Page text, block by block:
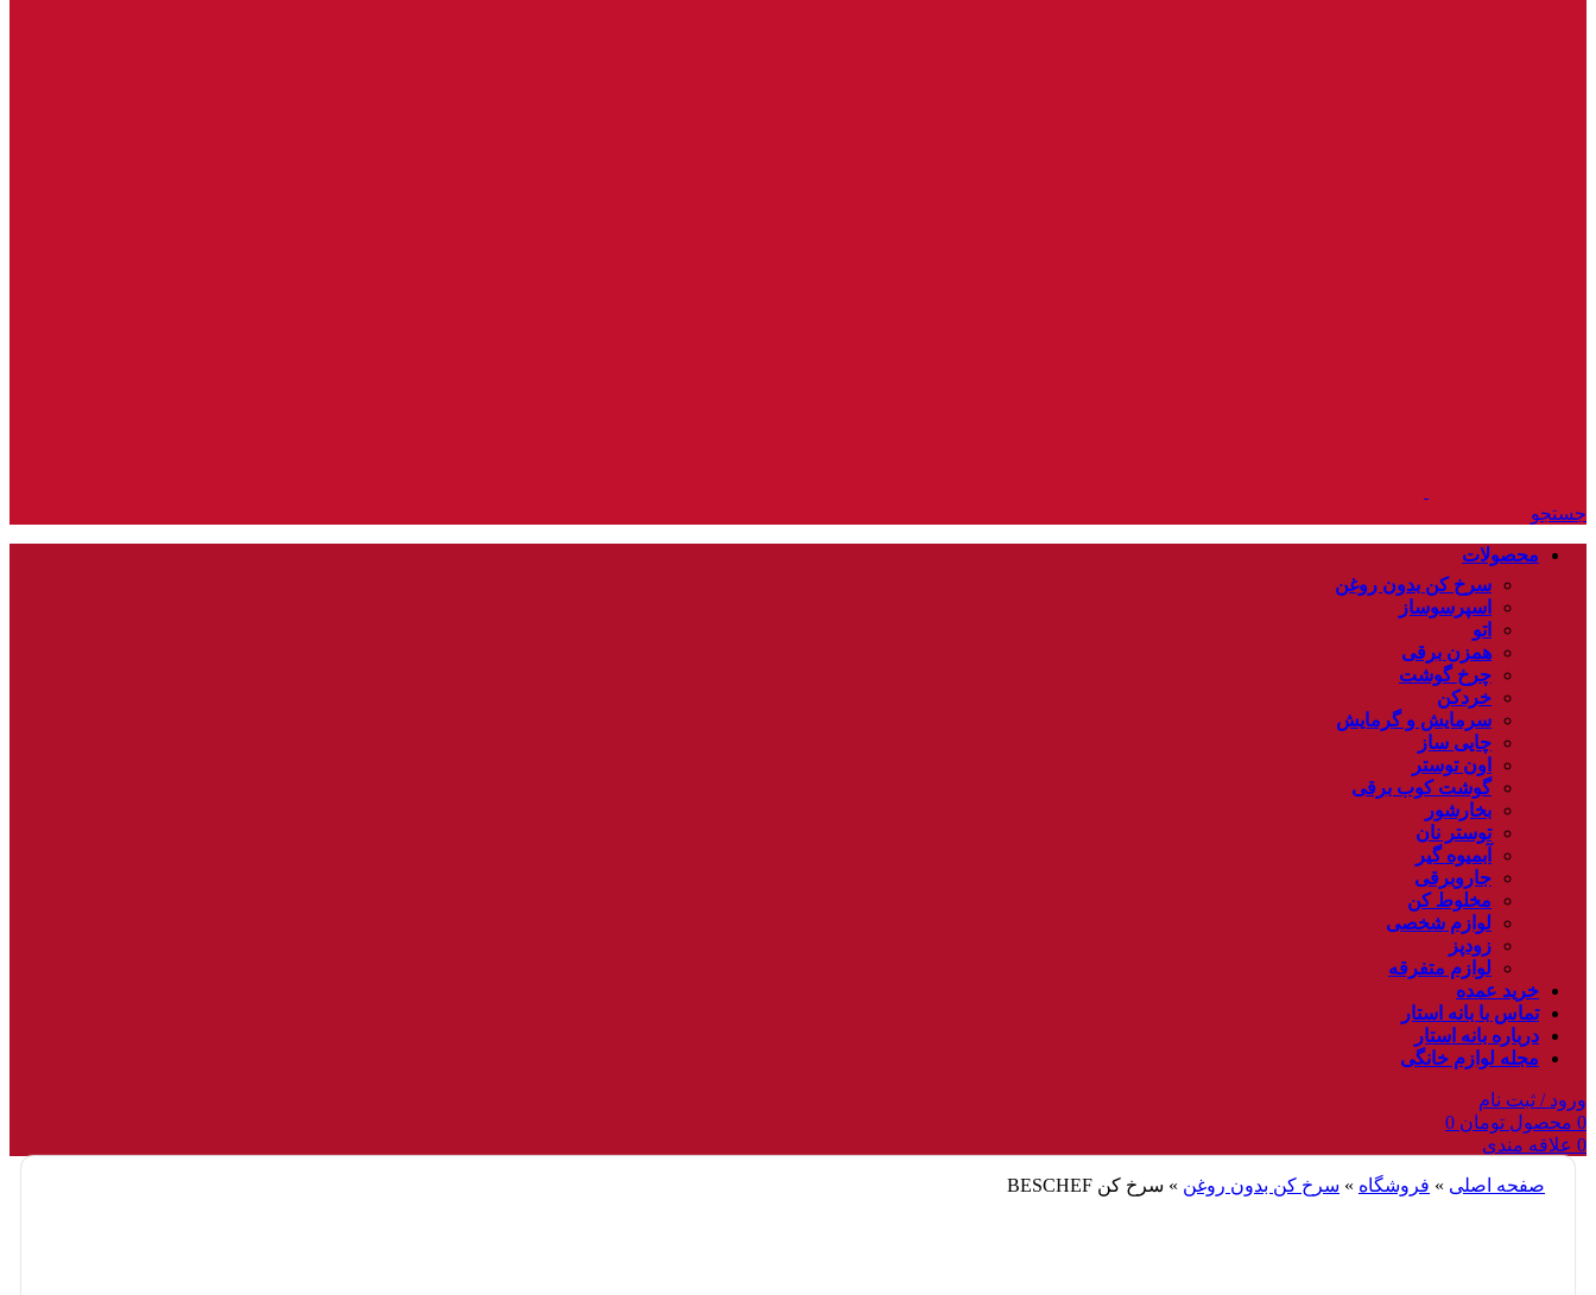
جستجو
محصولات
سرخ کن بدون روغن
اسپرسوساز
اتو
همزن برقی
چرخ گوشت
خردکن
سرمایش و گرمایش
چایی ساز
اون توستر
گوشت کوب برقی
بخارشور
توستر نان
آبمیوه گیر
جاروبرقی
مخلوط کن
لوازم شخصی
زودپز
لوازم متفرقه
خرید عمده
تماس با بانه استار
درباره بانه استار
مجله لوازم خانگی
ورود / ثبت نام
0 محصول تومان
0 علاقه مندی
صفحه اصلی » فروشگاه » سرخ کن بدون روغن » سرخ کن BESCHEF